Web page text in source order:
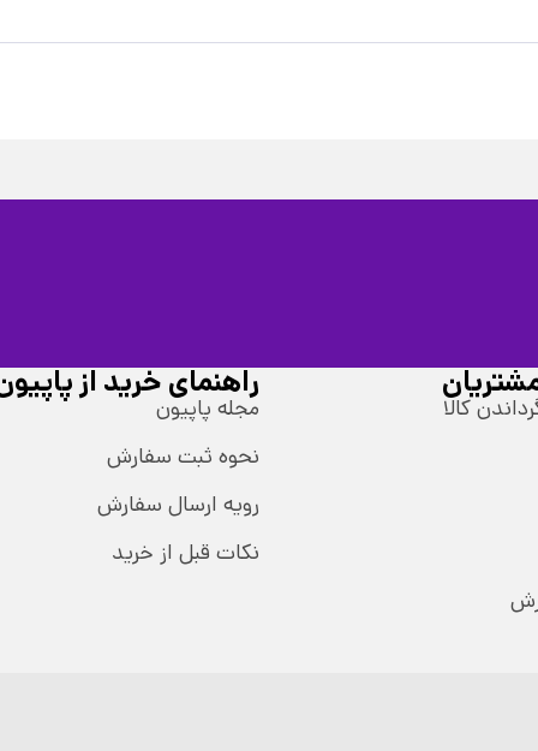
کالا
راهنمای خرید از
مجله پاپیون
نحوه ثبت سفارش
رویه ارسال سفارش
نکات قبل از خرید